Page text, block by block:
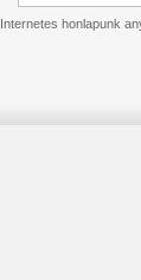
Internetes honlapunk